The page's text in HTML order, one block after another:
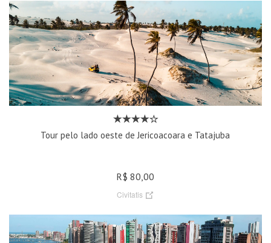
Tour pelo lado oeste de Jericoacoara e Tatajuba
R$ 80,00
Civitatis